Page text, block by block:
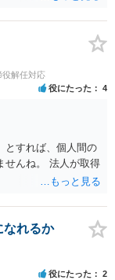
れます。 いずれに
有無、また、当該会
ご相談をされたほ
役解任対応
役にたった 4
とすれば、個人間の
せんね。 法人が取得
なれるか
役にたった 2